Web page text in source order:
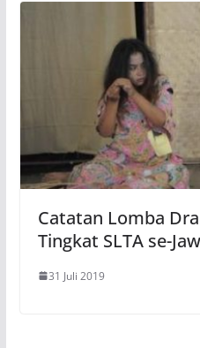
Catatan Lomba
Tingkat SLTA se-
31 Juli 2019